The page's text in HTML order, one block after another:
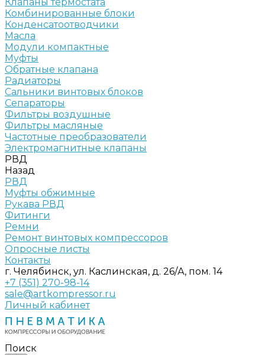
Комбинированные блоки
Конденсатоотводчики
Масла
Модули компактные
Муфты
Обратные клапана
Радиаторы
Сальники винтовых блоков
Сепараторы
Фильтры воздушные
Фильтры масляные
Частотные преобразователи
Электромагнитные клапаны
РВД
Назад
РВД
Муфты обжимные
Рукава РВД
Фитинги
Ремни
Ремонт винтовых компрессоров
Опросные листы
Контакты
г. Челябинск, ул. Каслинская, д. 26/А, пом. 14
+7 (351) 270-98-14
sale@artkompressor.ru
Личный кабинет
Поиск